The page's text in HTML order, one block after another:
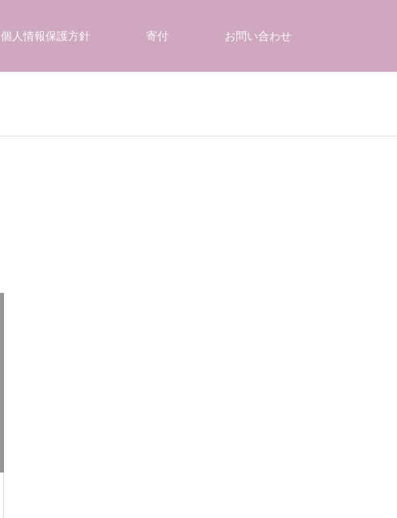
個人情報保護方針 寄付 お問い合わせ